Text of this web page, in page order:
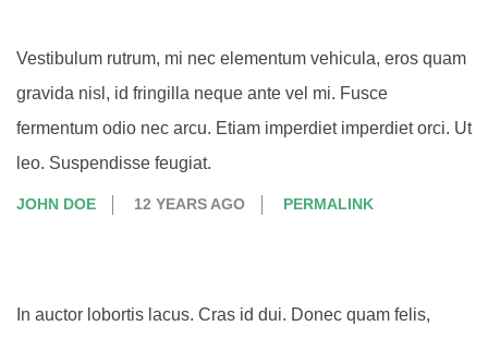
Vestibulum rutrum, mi nec elementum vehicula, eros quam
gravida nisl, id fringilla neque ante vel mi. Fusce
fermentum odio nec arcu. Etiam imperdiet imperdiet orci. Ut
leo. Suspendisse feugiat.
JOHN DOE 12 YEARS AGO PERMALINK
In auctor lobortis lacus. Cras id dui. Donec quam felis,